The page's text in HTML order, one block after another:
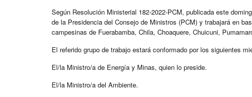
Según Resolución Ministerial 182-2022-PCM, publicada este
de la Presidencia del Consejo de Ministros (PCM) y trabajará en
campesinas de Fuerabamba, Chila, Choaquere, Chuicuni,
El referido grupo de trabajo estará conformado por los siguientes
El/la Ministro/a de Energía y Minas, quien lo preside.
El/la Ministro/a del Ambiente.